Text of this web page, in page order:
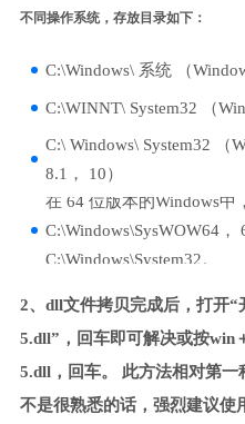
不同操作系统，存放目录如下：
C:\Windows\ 系统 （
C:\WINNT\ System32 （
C:\ Windows\ System32 （
8.1， 10）
在 64 位版本的Windows
C:\Windows\SysWOW64
C:\Windows\System32。
2、dll文件拷贝完成后，打开
5.dll”，回车即可解决或按win
5.dll，回车。 此方法相对第
不是很熟悉的话，强烈建议使